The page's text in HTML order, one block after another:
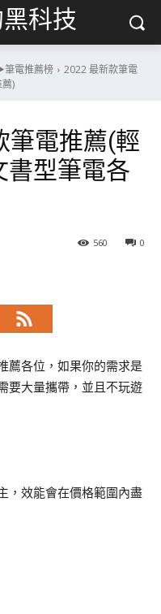
科技
電推薦榜
2022 最新款筆電
)
筆電推薦(輕
型筆電各
0
560
薦各位，如果你的需求是
要大量攜帶，並且不玩遊
，效能會在價格範圍內盡